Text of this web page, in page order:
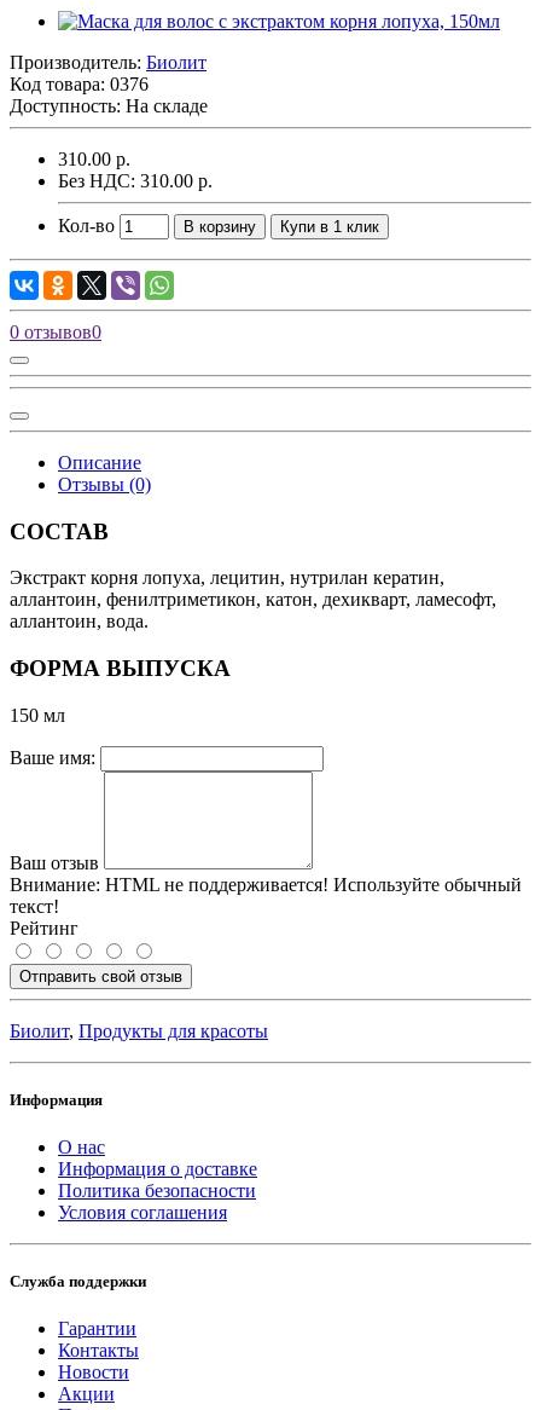
Производитель: Биолит
Код товара: 0376
Доступность: На складе
310.00 р.
Без НДС: 310.00 р.
Кол-во В корзину Купи в 1 клик
0 отзывов0
Описание
Отзывы (0)
СОСТАВ
Экстракт корня лопуха, лецитин, нутрилан кератин,
аллантоин, фенилтриметикон, катон, дехикварт, ламесофт,
аллантоин, вода.
ФОРМА ВЫПУСКА
150 мл
Ваше имя:
Ваш отзыв
Внимание: HTML не поддерживается! Используйте обычный
текст!
Рейтинг
Отправить свой отзыв
Биолит, Продукты для красоты
Информация
О нас
Информация о доставке
Политика безопасности
Условия соглашения
Служба поддержки
Гарантии
Контакты
Новости
Акции